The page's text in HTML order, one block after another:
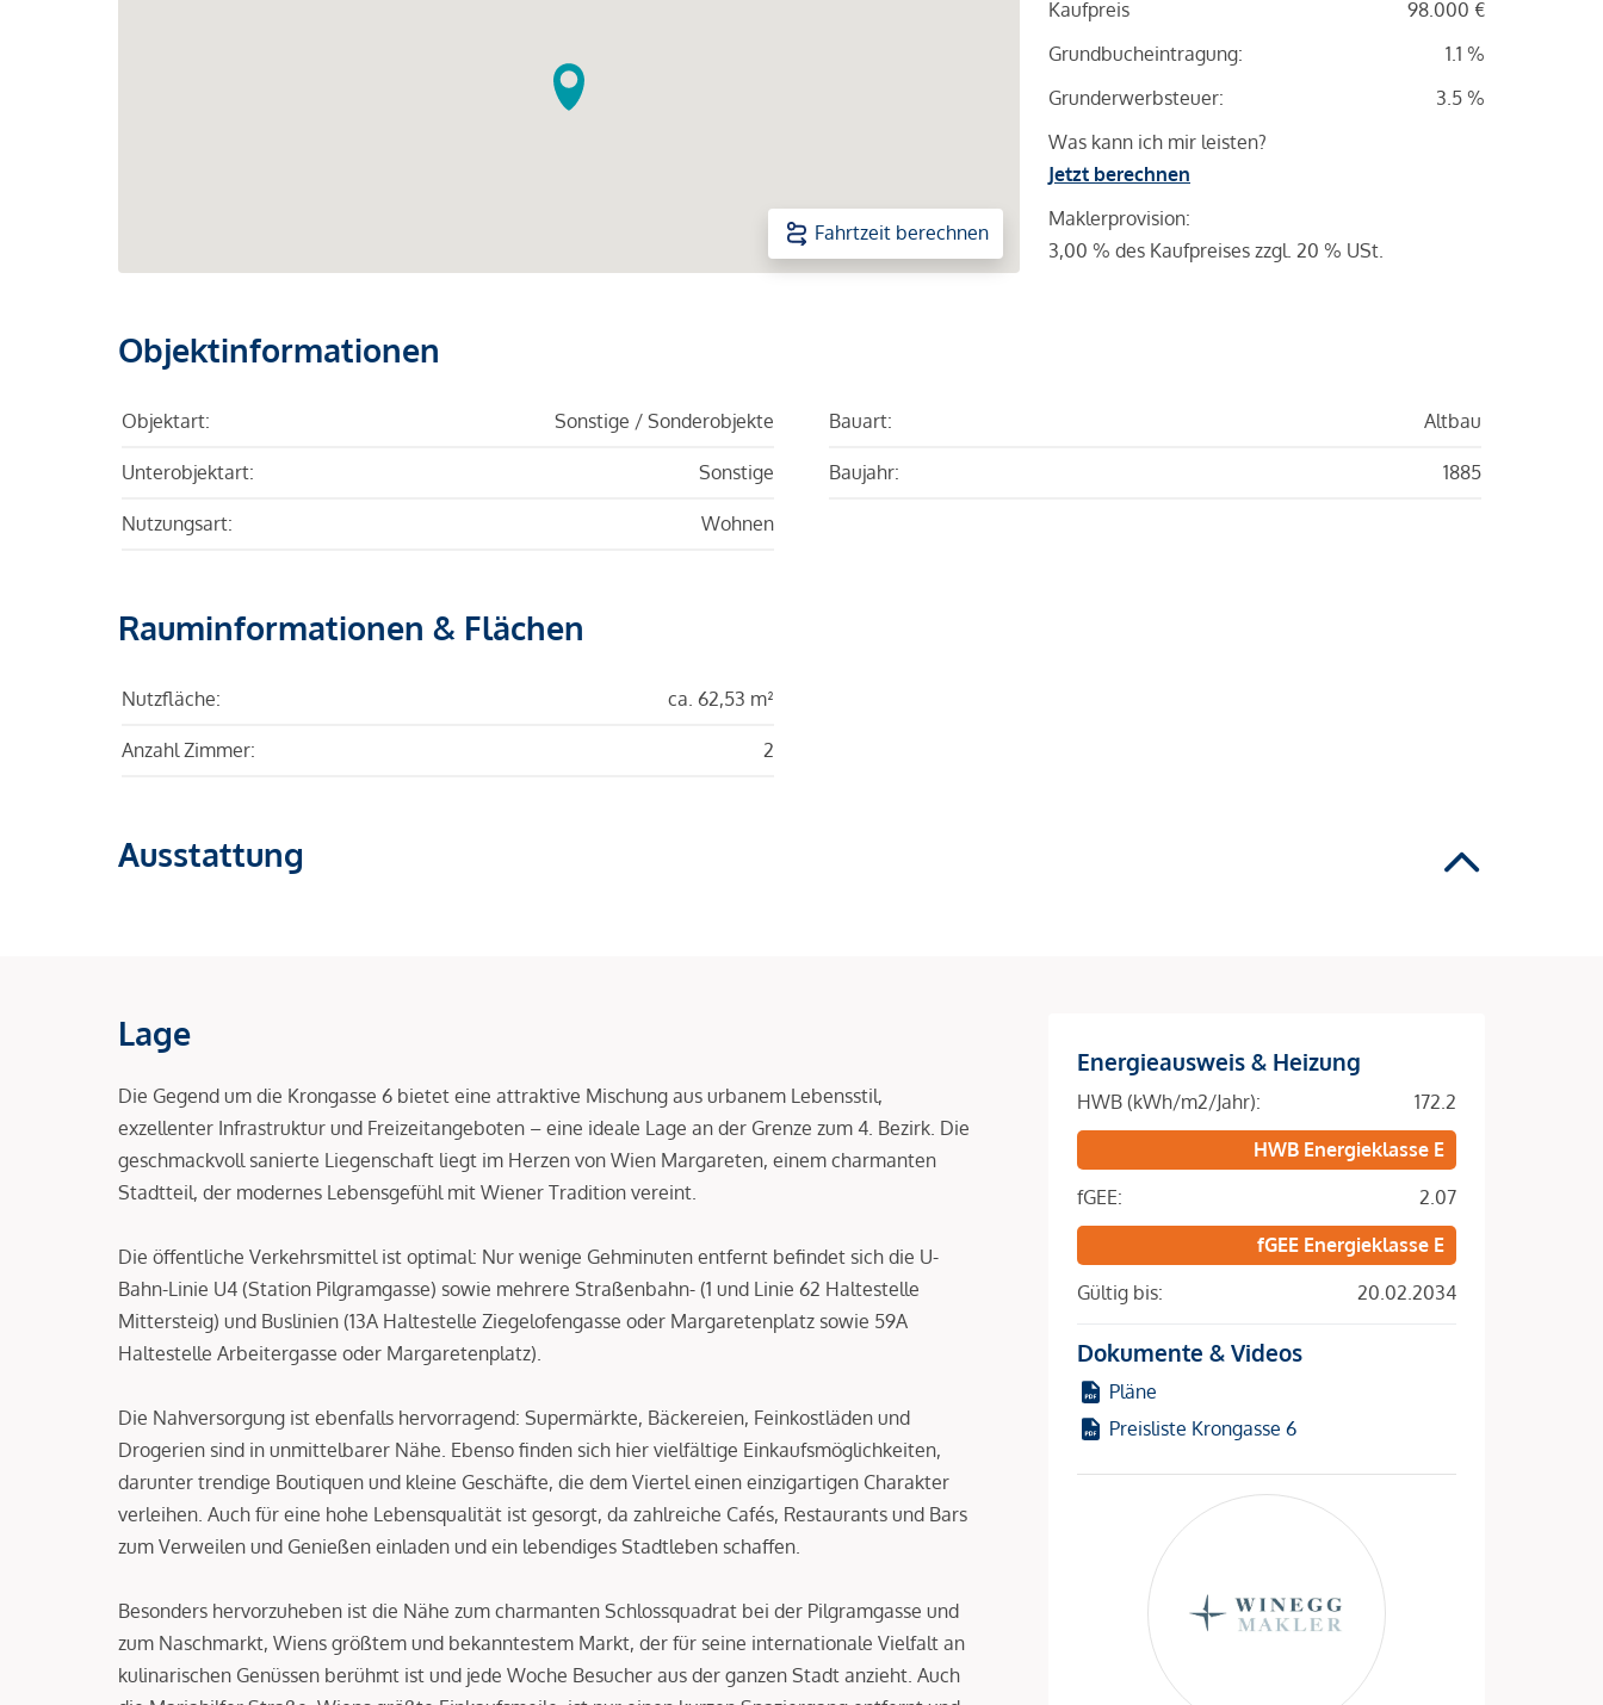
Fahrtzeit berechnen
Kaufpreis
98.000 €
Grundbucheintragung:
1.1 %
Grunderwerbsteuer:
3.5 %
Was kann ich mir leisten?
Jetzt berechnen
Maklerprovision:
3,00 % des Kaufpreises zzgl. 20 % USt.
Objektinformationen
Objektart: Sonstige / Sonderobjekte
Unterobjektart: Sonstige
Nutzungsart: Wohnen
Bauart: Altbau
Baujahr: 1885
Rauminformationen & Flächen
Nutzfläche: ca. 62,53 m²
Anzahl Zimmer: 2
Ausstattung
Lage
Die Gegend um die Krongasse 6 bietet eine attraktive Mischung aus urbanem Lebensstil,
exzellenter Infrastruktur und Freizeitangeboten – eine ideale Lage an der Grenze zum 4. Bezirk. Die
geschmackvoll sanierte Liegenschaft liegt im Herzen von Wien Margareten, einem charmanten
Stadtteil, der modernes Lebensgefühl mit Wiener Tradition vereint.
Die öffentliche Verkehrsmittel ist optimal: Nur wenige Gehminuten entfernt befindet sich die U-
Bahn-Linie U4 (Station Pilgramgasse) sowie mehrere Straßenbahn- (1 und Linie 62 Haltestelle
Mittersteig) und Buslinien (13A Haltestelle Ziegelofengasse oder Margaretenplatz sowie 59A
Haltestelle Arbeitergasse oder Margaretenplatz).
Die Nahversorgung ist ebenfalls hervorragend: Supermärkte, Bäckereien, Feinkostläden und
Drogerien sind in unmittelbarer Nähe. Ebenso finden sich hier vielfältige Einkaufsmöglichkeiten,
darunter trendige Boutiquen und kleine Geschäfte, die dem Viertel einen einzigartigen Charakter
verleihen. Auch für eine hohe Lebensqualität ist gesorgt, da zahlreiche Cafés, Restaurants und Bars
zum Verweilen und Genießen einladen und ein lebendiges Stadtleben schaffen.
Besonders hervorzuheben ist die Nähe zum charmanten Schlossquadrat bei der Pilgramgasse und
zum Naschmarkt, Wiens größtem und bekanntestem Markt, der für seine internationale Vielfalt an
kulinarischen Genüssen berühmt ist und jede Woche Besucher aus der ganzen Stadt anzieht. Auch
Energieausweis & Heizung
HWB (kWh/m2/Jahr):
172.2
HWB Energieklasse E
fGEE:
2.07
fGEE Energieklasse E
Gültig bis:
20.02.2034
Dokumente & Videos
Pläne
Preisliste Krongasse 6